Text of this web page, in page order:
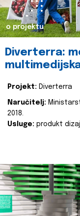
o projektu
Diverterra:
Projekt: Diverterra
Naručitelj:
2018.
Usluge: produkt